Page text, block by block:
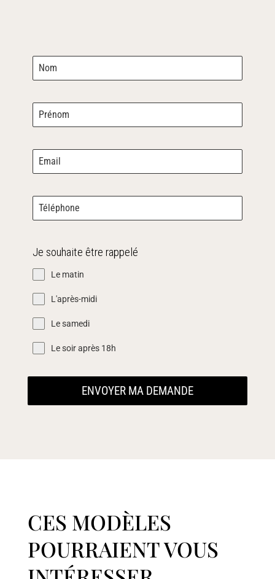
Je souhaite être rappelé
Le matin
L'après-midi
Le samedi
Le soir après 18h
ENVOYER MA DEMANDE
CES MODÈLES
POURRAIENT VOUS